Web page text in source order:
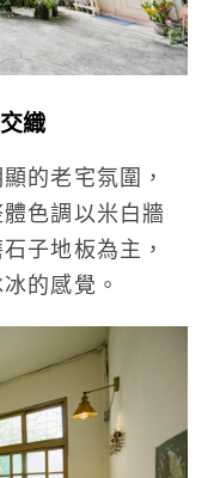
織
的老宅氛圍，
色調以米白牆
子地板為主，
的感覺。